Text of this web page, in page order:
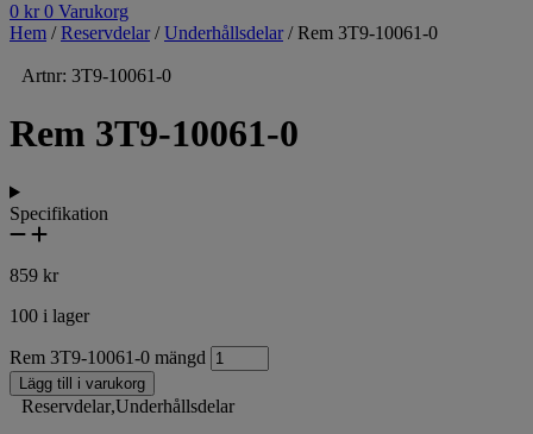
0 kr 0 Varukorg
Hem /Reservdelar /Underhållsdelar / Rem 3T9-10061-0
Artnr: 3T9-10061-0
Rem 3T9-10061-0
Specifikation
859 kr
100 i lager
Rem 3T9-10061-0 mängd
Lägg till i varukorg
Reservdelar,Underhållsdelar